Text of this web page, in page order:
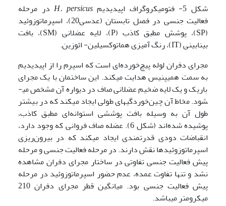
شکل 5- فتومیکروگراف اپیدیدیم H. persicusدر مرحله
فعالیت جنسی در فصل تابستان (عدسی20)، اسپرماتوزوئید
(SP)، پوشش مطبق کاذب (P)، لایه عضلانی (SM)، بافت
بینابینی (IT)، رنگ آمیزی هماتوکسیلین- ائوزین.
مجرای دفران لوله پیچ‌خورده‌ای است که اسپرم را از اپیدیدیم
به سمت همی­پنیس هدایت می­کند. این ساختمان با یک مجرای
باریک و یک لایه ضخیم عضلانی صاف در دیواره آن مشخص می­
شود. مخاط آن چین‌خوردگی­های طولی ایجاد می­کند که در بیشتر
طول آن به وسیله بافت پوششی استوانه‌ای مطبق کاذب،
پوشیده شده‌اند (شکل 6). عضله صاف فروانی که وجود دارد،
انقباضات دودی قدرتمندی ایجاد می­کند که در بیرون‌ریزی
اسپرماتوزوئیدها نقش دارند. در مرحله فعالیت جنسی و مرحله
پیش فعالیت جنسی تفاوتی در ساختار مجرای دفران مشاهده
نشد و تنها تفاوت عمده، عدم حضور اسپرماتوزوئید در مرحله
پیش فعالیت جنسی بود. میانگین قطر مجرای دفران 210
میکرومتر می­باشد.